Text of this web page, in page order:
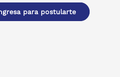
para postularte